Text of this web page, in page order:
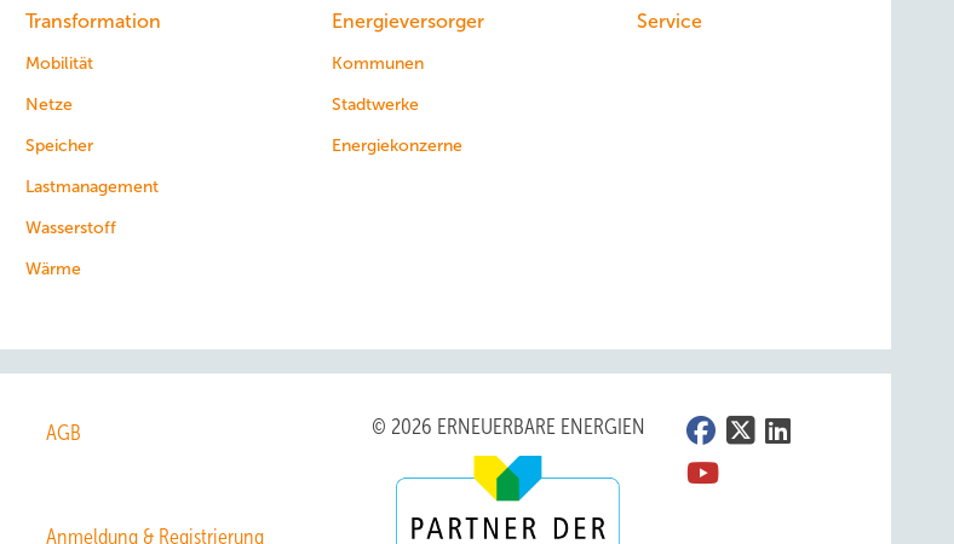
Transformation
Mobilität
Netze
Speicher
Lastmanagement
Wasserstoff
Wärme
Energieversorger
Kommunen
Stadtwerke
Energiekonzerne
Service
AGB
Anmeldung & Registrierung
© 2026 ERNEUERBARE ENERGIEN